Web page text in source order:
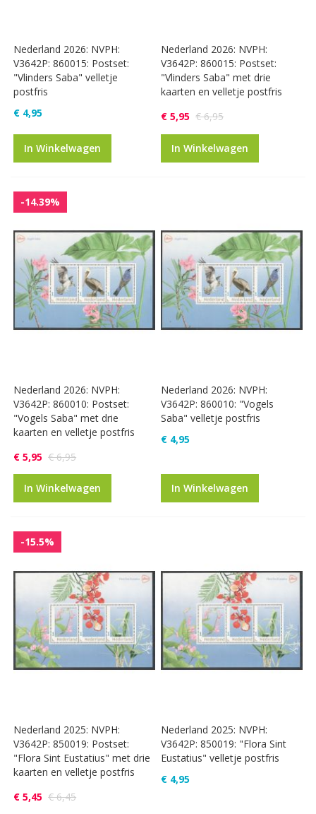
Nederland 2026: NVPH:
V3642P: 860015: Postset:
"Vlinders Saba" velletje
postfris
€ 4,95
In Winkelwagen
Nederland 2026: NVPH:
V3642P: 860015: Postset:
"Vlinders Saba" met drie
kaarten en velletje postfris
€ 5,95 € 6,95
In Winkelwagen
-14.39%
Nederland 2026: NVPH:
V3642P: 860010: Postset:
"Vogels Saba" met drie
kaarten en velletje postfris
€ 5,95 € 6,95
In Winkelwagen
Nederland 2026: NVPH:
V3642P: 860010: "Vogels
Saba" velletje postfris
€ 4,95
In Winkelwagen
-15.5%
Nederland 2025: NVPH:
V3642P: 850019: Postset:
"Flora Sint Eustatius" met drie
kaarten en velletje postfris
€ 5,45 € 6,45
Nederland 2025: NVPH:
V3642P: 850019: "Flora Sint
Eustatius" velletje postfris
€ 4,95